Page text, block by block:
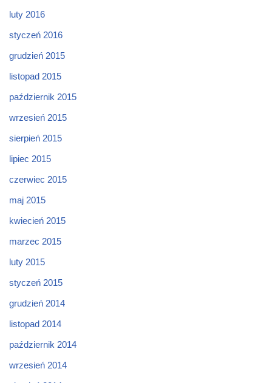
luty 2016
styczeń 2016
grudzień 2015
listopad 2015
październik 2015
wrzesień 2015
sierpień 2015
lipiec 2015
czerwiec 2015
maj 2015
kwiecień 2015
marzec 2015
luty 2015
styczeń 2015
grudzień 2014
listopad 2014
październik 2014
wrzesień 2014